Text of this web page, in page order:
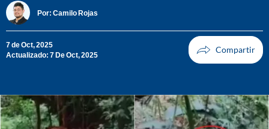
Por: Camilo Rojas
7 de Oct, 2025
Actualizado: 7 De Oct, 2025